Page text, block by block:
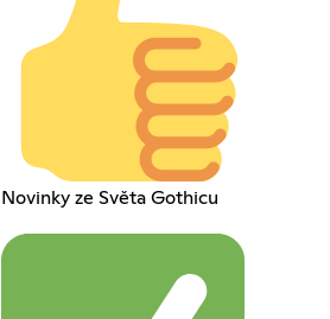
Novinky ze Světa Gothicu